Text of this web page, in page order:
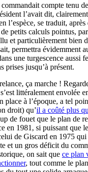
compte tenu
l’avait dit,
l’espèce, se traduit, après
de petits calculs pointus,
et particulièrement bien
permettra évidemment
une turgescence aussi
prises jusqu’à présent.
ça marche !
littéralement envolée
place à l’époque, a tel
droit) qu’il a coûté plus
de fouet que le plan de
en 1981, si puissant que
de Giscard en 1975 qui
et un gros déficit du
on sait que ce plan
, tout comme le